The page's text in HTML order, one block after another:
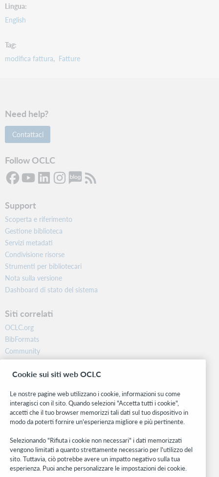
Lingua
English
Tag
modifica fattura
Fatture
Need help?
Contattaci
Follow OCLC
Support
Scoperta e riferimento
Gestione biblioteca
Servizi metadati
Condivisione risorse
Strumenti per bibliotecari
Nota sulla versione
Dashboard di stato del sistema
Siti correlati
OCLC.org
BibFormats
Community
Ricerca
WebJunction
Stay in the know.
Ricevi gli ultimi aggiornamenti di prodotti, ricerche, eventi e molto
altro direttamente nella tua casella di posta.
Subscribe now
Cookie sui siti web OCLC
Le nostre pagine web utilizzano i cookie, informazioni su come
interagisci con il sito. Quando selezioni "Accetta tutti i cookie",
accetti che il tuo browser memorizzi tali dati sul tuo dispositivo in
modo da poterti fornire un'esperienza migliore e più pertinente.
Selezionando "Rifiuta i cookie non necessari" i dati memorizzati
vengono limitati a quanto strettamente necessario per l'utilizzo del
sito. Tuttavia, ciò potrebbe avere un impatto negativo sulla tua
esperienza. Puoi anche personalizzare le impostazioni dei cookie.